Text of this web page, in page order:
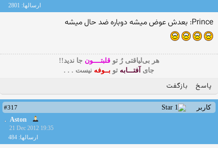
ارسالها: 2801
Prince: بعدش عوض میشه دوباره ضد حال میشه
هر بی‌لیاقتی رُ تو قلبتــــون جا ندید!!
جای آفتـــابه تو بــوفه نیست . . .
پاسخ بازگفت
کاربر
#317
Aston
21 Dec 2012 19:35
ارسالها: 484